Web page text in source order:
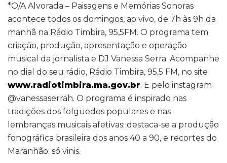
*O/A Alvorada – Paisagens e Memórias Sonoras
acontece todos os domingos, ao vivo, de 7h às 9h da
manhã na Rádio Timbira, 95,5FM. O programa tem
criação, produção, apresentação e operação
musical da jornalista e DJ Vanessa Serra. Acompanhe
no dial do seu rádio, Rádio Timbira, 95,5 FM, no site
www.radiotimbira.ma.gov.br. E pelo instagram
@vanessaserrah. O programa é inspirado nas
tradições dos folguedos populares e nas
lembranças musicais afetivas; destaca-se a produção
fonográfica brasileira dos anos 40 a 90, e recortes do
Maranhão; só vinis.